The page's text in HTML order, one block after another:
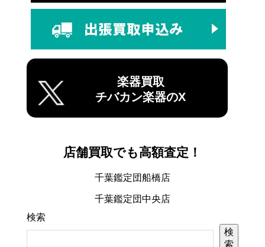
楽器買取
チバカン楽器のX
店舗買取でも高額査定！
千葉鑑定団船橋店
千葉鑑定団中央店
検索
検
索